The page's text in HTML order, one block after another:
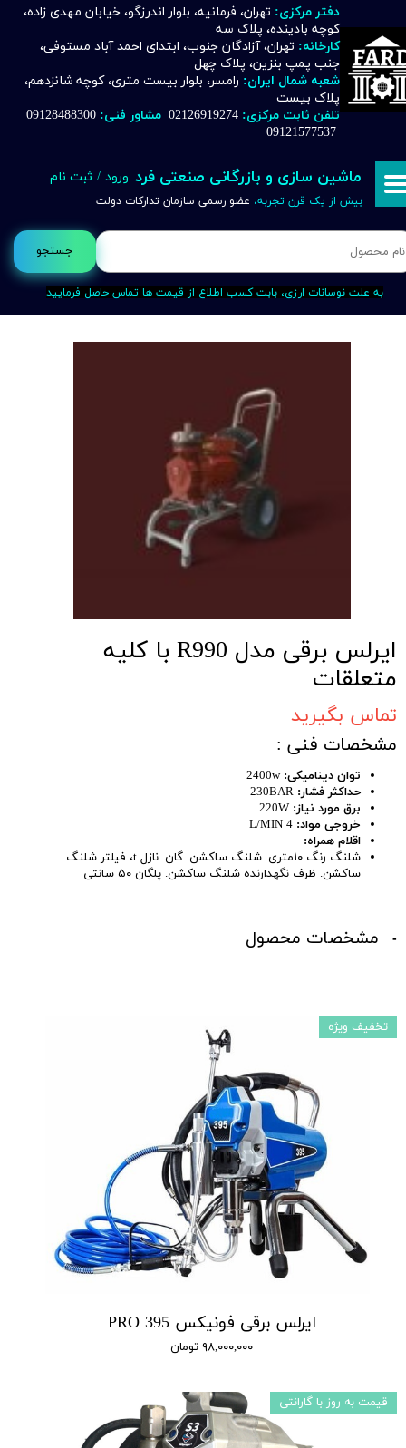
جستجو
دفتر مرکزی: تهران، فرمانیه، بلوار اندرزگو، خیابان مهدی زاده،
کوچه بادینده، پلاک سه
کارخانه: تهران، آزادگان جنوب، ابتدای احمد آباد مستوفی،
جنب پمپ بنزین، پلاک چهل
شعبه شمال ایران: رامسر، بلوار بیست متری، کوچه شانزدهم،
پلاک بیست
تلفن ثابت مرکزی: 02126919274 مشاور فنی:
09121577537
ماشین سازی و بازرگانی صنعتی فرد
بیش از یک قرن تجربه، عضو رسمی سازمان تدارکات دولت
ورود / ثبت نام
حساب کاربری من
تغییر گذر واژه
خروج از حساب کاربری
به علت نوسانات ارزی، بابت کسب اطلاع از قیمت ها تماس حاصل فرمایید
ایرلس برقی مدل R990 با کلیه
متعلقات
تماس بگیرید
مشخصات فنی :
توان دینامیکی: 2400w
حداکثر فشار:
برق مورد نیاز:
خروجی مواد:
اقلام همراه:
شلنگ رنگ ۱۰متری. شلنگ ساکشن. گان. نازل t، فیلتر شلنگ
ساکشن. ظرف نگهدارنده شلنگ ساکشن. پلگان ۵۰ سانتی
مشخصات محصول
ایرلس برقی فونیکس 395 PRO
۹۸,۰۰۰,۰۰۰ تومان
تخفیف ویژه
قیمت به روز با گارانتی